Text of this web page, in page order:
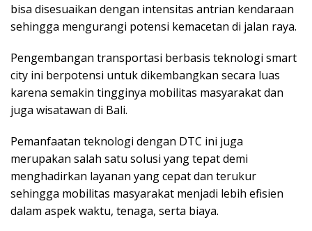
bisa disesuaikan dengan intensitas antrian kendaraan
sehingga mengurangi potensi kemacetan di jalan raya.
Pengembangan transportasi berbasis teknologi smart
city ini berpotensi untuk dikembangkan secara luas
karena semakin tingginya mobilitas masyarakat dan
juga wisatawan di Bali.
Pemanfaatan teknologi dengan DTC ini juga
merupakan salah satu solusi yang tepat demi
menghadirkan layanan yang cepat dan terukur
sehingga mobilitas masyarakat menjadi lebih efisien
dalam aspek waktu, tenaga, serta biaya.